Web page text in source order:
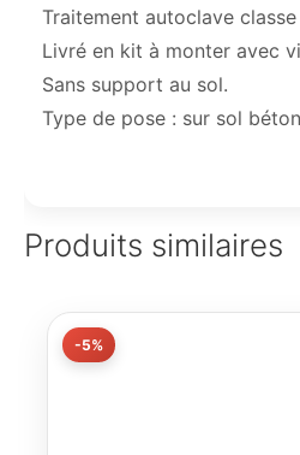
Traitement autoclave classe
Livré en kit à monter avec
Sans support au sol.
Type de pose : sur sol
Produits similaires
-5%